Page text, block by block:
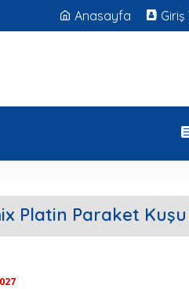
Anasayfa Giriş
Platin Paraket